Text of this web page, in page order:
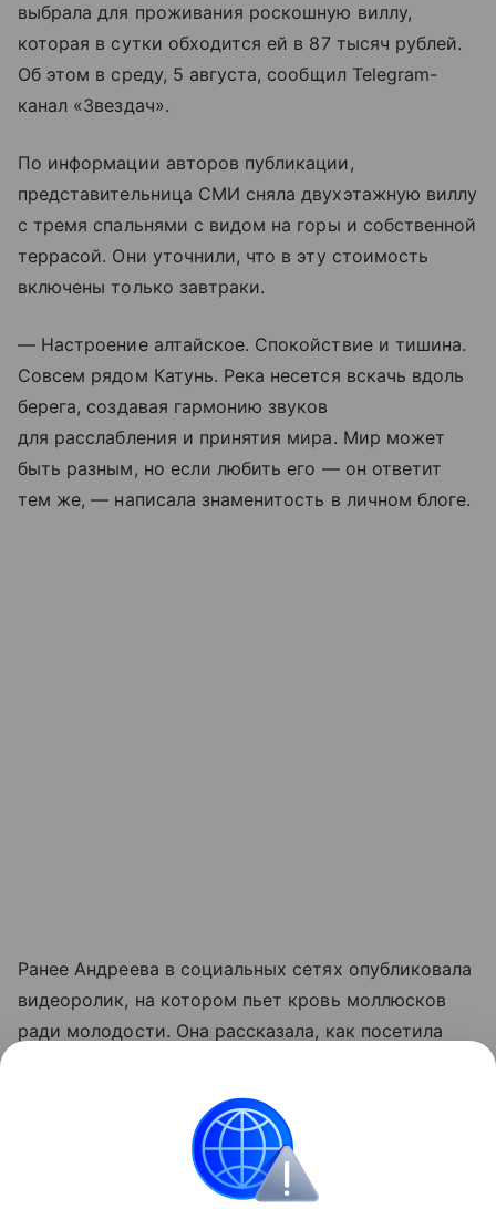
выбрала для проживания роскошную виллу,
которая в сутки обходится ей в 87 тысяч рублей.
Об этом в среду, 5 августа, сообщил Telegram-
канал «Звездач».
По информации авторов публикации,
представительница СМИ сняла двухэтажную виллу
с тремя спальнями с видом на горы и собственной
террасой. Они уточнили, что в эту стоимость
включены только завтраки.
— Настроение алтайское. Спокойствие и тишина.
Совсем рядом Катунь. Река несется вскачь вдоль
берега, создавая гармонию звуков
для расслабления и принятия мира. Мир может
быть разным, но если любить его — он ответит
тем же, — написала знаменитость в личном блоге.
Ранее Андреева в социальных сетях опубликовала
видеоролик, на котором пьет кровь моллюсков
ради молодости. Она рассказала, как посетила
попробовать кровь моллюсков, чтобы «хорошо
выглядеть и быть энергичной». Телезвезда залпом
выпила рюмку крови и сравнила ее вкус